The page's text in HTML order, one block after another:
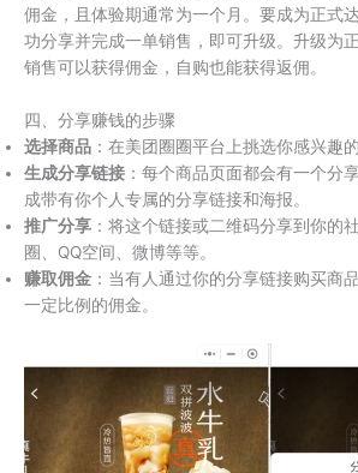
佣金，且体验期通常为一个月。要成为正式
功分享并完成一单销售，即可升级。升级为
销售可以获得佣金，自购也能获得返佣。
四、分享赚钱的步骤
选择商品 ：在美团圈圈平台上挑选你感兴趣
生成分享链接 ：每个商品页面都会有一个分
成带有你个人专属的分享链接和海报。
推广分享 ：将这个链接或二维码分享到你的
圈、QQ空间、微博等等。
赚取佣金 ：当有人通过你的分享链接购买商
一定比例的佣金。